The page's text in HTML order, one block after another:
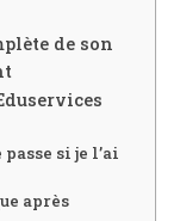
de son
si je l’ai
après